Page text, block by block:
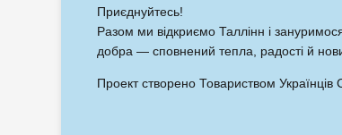
Приєднуйтесь!
Разом ми відкриємо Таллінн і
добра — сповнений тепла, радості й
Проект створено Товариством Українців